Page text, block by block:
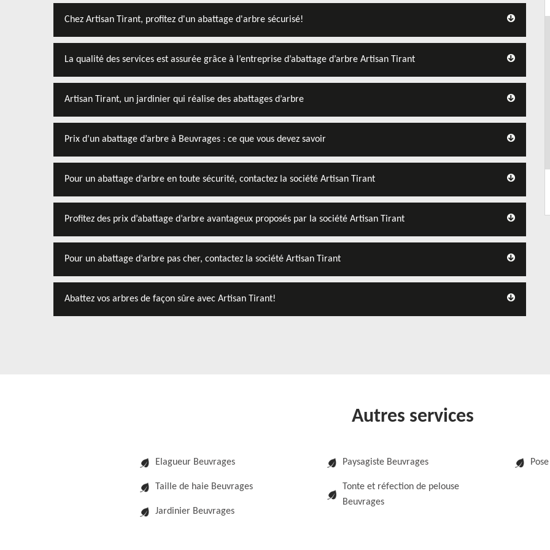
Chez Artisan Tirant, profitez d'un abattage d'arbre sécurisé!
La qualité des services est assurée grâce à l’entreprise d’abattage d’arbre Artisan Tirant
Artisan Tirant, un jardinier qui réalise des abattages d’arbre
Prix d’un abattage d’arbre à Beuvrages : ce que vous devez savoir
Pour un abattage d’arbre en toute sécurité, contactez la société Artisan Tirant
Profitez des prix d’abattage d’arbre avantageux proposés par la société Artisan Tirant
Pour un abattage d’arbre pas cher, contactez la société Artisan Tirant
Abattez vos arbres de façon sûre avec Artisan Tirant!
Autres services
Elagueur Beuvrages
Taille de haie Beuvrages
Jardinier Beuvrages
Paysagiste Beuvrages
Tonte et réfection de pelouse
Beuvrages